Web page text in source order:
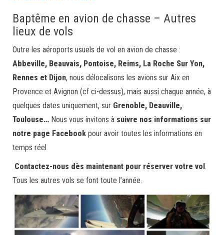
Baptême en avion de chasse – Autres
lieux de vols
Outre les aéroports usuels de vol en avion de chasse :
Abbeville, Beauvais, Pontoise, Reims, La Roche Sur Yon,
Rennes et Dijon, nous délocalisons les avions sur Aix en
Provence et Avignon (cf ci-dessus), mais aussi chaque année, à
quelques dates uniquement, sur Grenoble, Deauville,
Toulouse… Nous vous invitons à suivre nos informations sur
notre page Facebook pour avoir toutes les informations en
temps réel.
Contactez-nous dès maintenant pour réserver votre vol.
Tous les autres vols se font toute l’année.